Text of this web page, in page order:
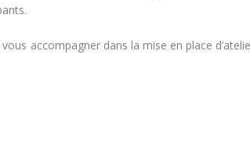
accompagner dans la mise en place